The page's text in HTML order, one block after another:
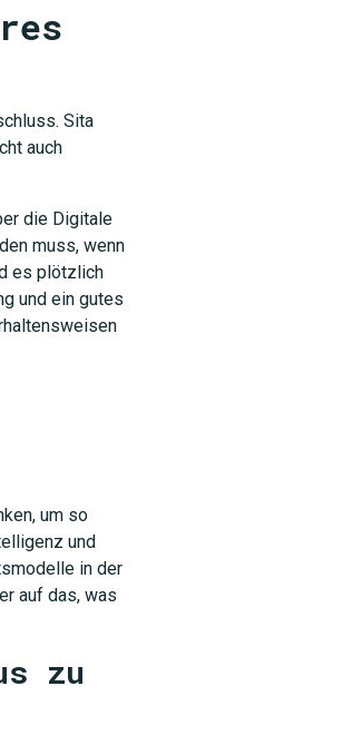
Sita
auch
die Digitale
muss, wenn
es plötzlich
und ein gutes
um so
und
in der
auf das, was
zu